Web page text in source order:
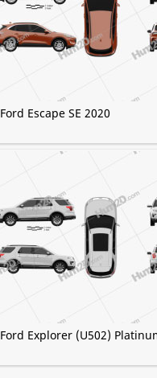
Ford Escape SE 2020
Ford Explorer (U502)